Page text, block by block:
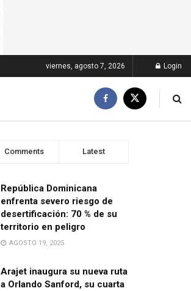
viernes, agosto 7, 2026 Login
Comments Latest
República Dominicana
enfrenta severo riesgo de
desertificación: 70 % de su
territorio en peligro
AGOSTO 19, 2025
Arajet inaugura su nueva ruta
a Orlando Sanford, su cuarta